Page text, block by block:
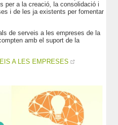
per a la creació, la consolidació i
i de les ja existents per fomentar
de serveis a les empreses de la
amb el suport de la
A LES EMPRESES